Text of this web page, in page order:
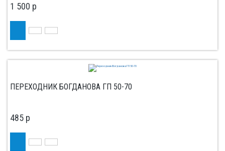
1 500 p
ПЕРЕХОДНИК БОГДАНОВА ГП 50-70
485 p